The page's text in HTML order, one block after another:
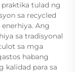
tulad ng
sa recycled
Ang
sa tradisyonal
sa mga
habang
kalidad para sa